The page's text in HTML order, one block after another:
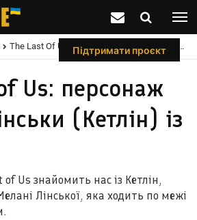
Підтримати проєкт
The Last Of Us: Персонаж Мелані Лінськи (Кетлін) Із Гри?
Us: персонаж
(Кетлін) із
of Us знайомить нас із Кетлін,
Лінської, яка ходить по межі